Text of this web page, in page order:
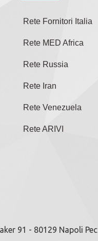
Rete Fornitori Italia
Rete MED Africa
Rete Russia
Rete Iran
Rete Venezuela
Rete ARIVI
91 - 80129 Napoli